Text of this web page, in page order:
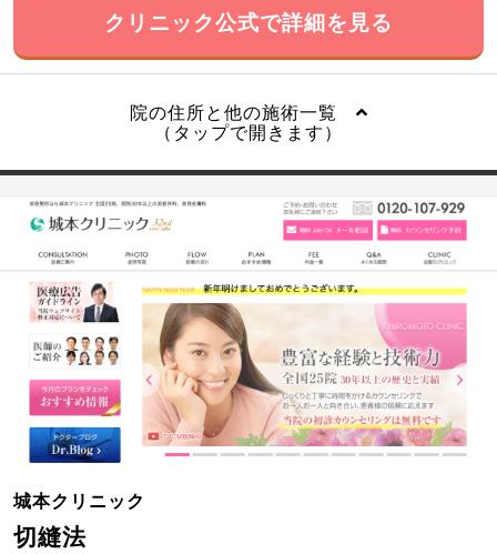
クリニック公式で詳細を見る
院の住所と他の施術一覧
（タップで開きます）
城本クリニック
切縫法